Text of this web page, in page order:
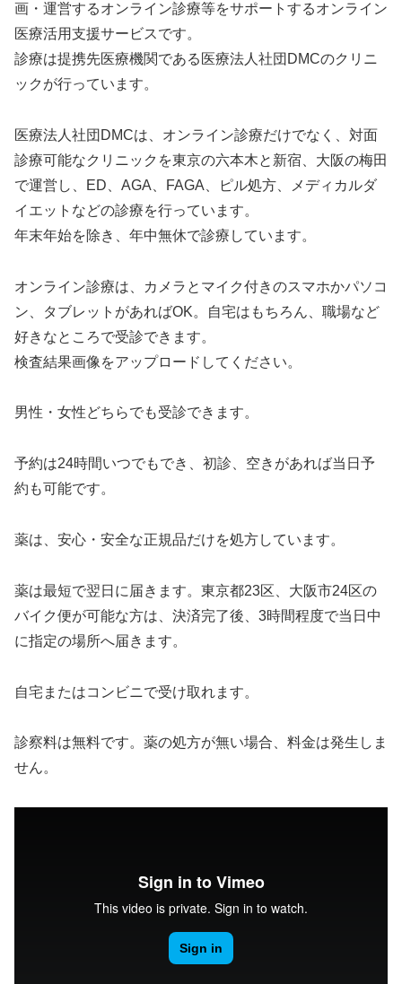
画・運営するオンライン診療等をサポートするオンライン
医療活用支援サービスです。
診療は提携先医療機関である医療法人社団DMCのクリニ
ックが行っています。
医療法人社団DMCは、オンライン診療だけでなく、対面
診療可能なクリニックを東京の六本木と新宿、大阪の梅田
で運営し、ED、AGA、FAGA、ピル処方、メディカルダ
イエットなどの診療を行っています。
年末年始を除き、年中無休で診療しています。
オンライン診療は、カメラとマイク付きのスマホかパソコ
ン、タブレットがあればOK。自宅はもちろん、職場など
好きなところで受診できます。
検査結果画像をアップロードしてください。
男性・女性どちらでも受診できます。
予約は24時間いつでもでき、初診、空きがあれば当日予
約も可能です。
薬は、安心・安全な正規品だけを処方しています。
薬は最短で翌日に届きます。東京都23区、大阪市24区の
バイク便が可能な方は、決済完了後、3時間程度で当日中
に指定の場所へ届きます。
自宅またはコンビニで受け取れます。
診察料は無料です。薬の処方が無い場合、料金は発生しま
せん。